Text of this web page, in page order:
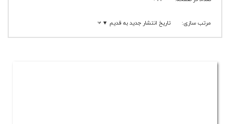
مرتب سازی: تاریخ انتشار جدید به قدیم ▼